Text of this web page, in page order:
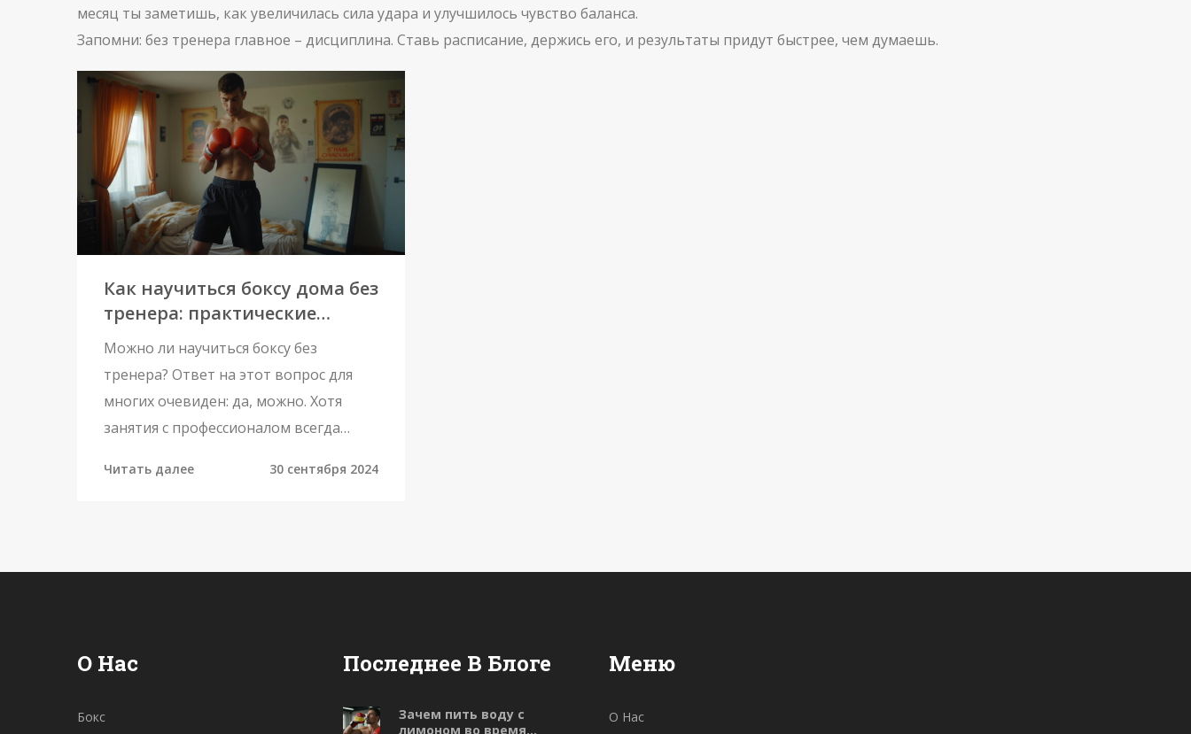
месяц ты заметишь, как увеличилась сила удара и улучшилось чувство баланса.
Запомни: без тренера главное – дисциплина. Ставь расписание, держись его, и результаты придут быстрее, чем думаешь.
Как научиться боксу дома без
тренера: практические
советы
Можно ли научиться боксу без
тренера? Ответ на этот вопрос для
многих очевиден: да, можно. Хотя
занятия с профессионалом всегда
технологии и ресурсы позволяют
Читать далее 30 сентября 2024
О Нас
Бокс
Последнее В Блоге
Зачем пить воду с
лимоном во время
Меню
О Нас